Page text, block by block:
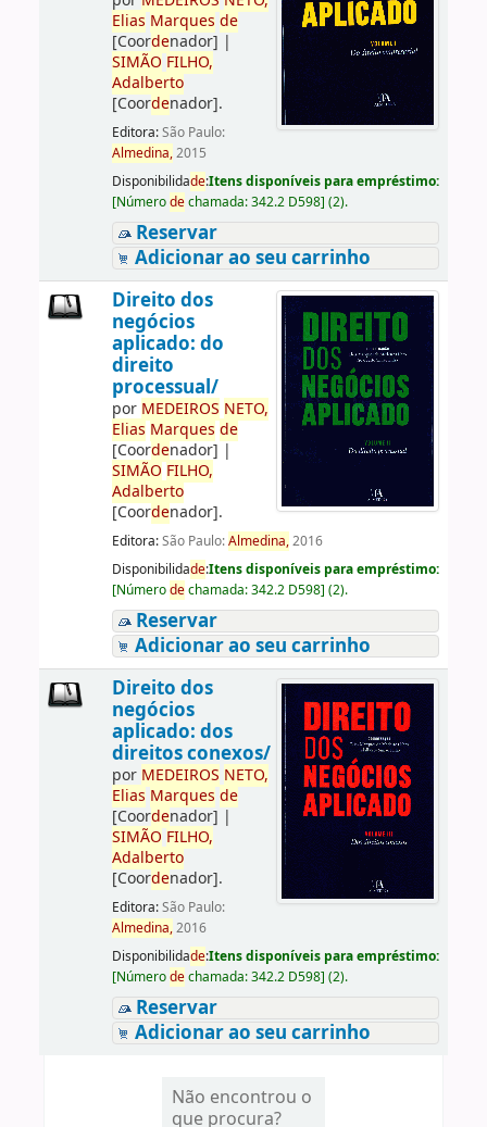
Elias Marques de
[Coordenador] |
SIMÃO FILHO,
Adalberto
[Coordenador].
Editora:São Paulo:
Almedina,2015
Disponibilidade:Itens disponíveis para empréstimo:
[Númerodechamada:342.2 D598] (2).
Reservar
Adicionar ao seu carrinho
Direito dos
negócios
aplicado: do
direito
processual/
por MEDEIROS NETO,
Elias Marques de
[Coordenador] |
SIMÃO FILHO,
Adalberto
[Coordenador].
Editora:São Paulo:Almedina,2016
Disponibilidade:Itens disponíveis para empréstimo:
[Númerodechamada:342.2 D598] (2).
Reservar
Adicionar ao seu carrinho
Direito dos
negócios
aplicado: dos
direitos conexos/
por MEDEIROS NETO,
Elias Marques de
[Coordenador] |
SIMÃO FILHO,
Adalberto
[Coordenador].
Editora:São Paulo:
Almedina,2016
Disponibilidade:Itens disponíveis para empréstimo:
[Númerodechamada:342.2 D598] (2).
Reservar
Adicionar ao seu carrinho
Não encontrou o
que procura?